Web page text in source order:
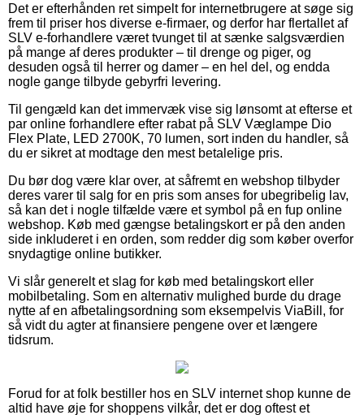
Det er efterhånden ret simpelt for internetbrugere at søge sig
frem til priser hos diverse e-firmaer, og derfor har flertallet af
SLV e-forhandlere været tvunget til at sænke salgsværdien
på mange af deres produkter – til drenge og piger, og
desuden også til herrer og damer – en hel del, og endda
nogle gange tilbyde gebyrfri levering.
Til gengæld kan det immervæk vise sig lønsomt at efterse et
par online forhandlere efter rabat på SLV Væglampe Dio
Flex Plate, LED 2700K, 70 lumen, sort inden du handler, så
du er sikret at modtage den mest betalelige pris.
Du bør dog være klar over, at såfremt en webshop tilbyder
deres varer til salg for en pris som anses for ubegribelig lav,
så kan det i nogle tilfælde være et symbol på en fup online
webshop. Køb med gængse betalingskort er på den anden
side inkluderet i en orden, som redder dig som køber overfor
snydagtige online butikker.
Vi slår generelt et slag for køb med betalingskort eller
mobilbetaling. Som en alternativ mulighed burde du drage
nytte af en afbetalingsordning som eksempelvis ViaBill, for
så vidt du agter at finansiere pengene over et længere
tidsrum.
Forud for at folk bestiller hos en SLV internet shop kunne de
altid have øje for shoppens vilkår, det er dog oftest et